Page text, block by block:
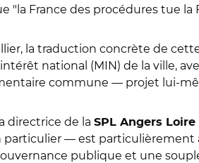
"la France des procédures tue
la traduction concrète de
national (MIN) de la ville,
commune — projet lui-
directrice de la SPL Angers
particulier — est particulièrement
publique et une